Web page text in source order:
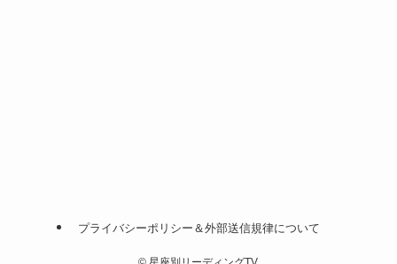
プライバシーポリシー＆外部送信規律について